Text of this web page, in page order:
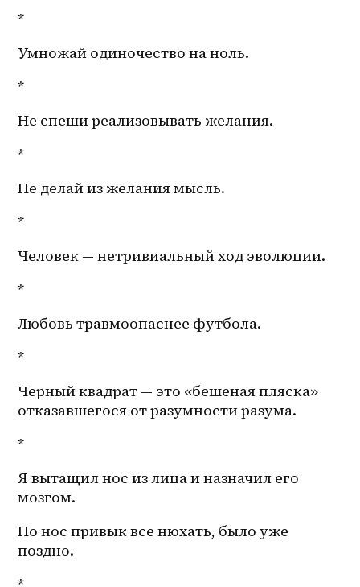
*
Умножай одиночество на ноль.
*
Не спеши реализовывать желания.
*
Не делай из желания мысль.
*
Человек — нетривиальный ход эволюции.
*
Любовь травмоопаснее футбола.
*
Черный квадрат — это «бешеная пляска»
отказавшегося от разумности разума.
*
Я вытащил нос из лица и назначил его
мозгом.
Но нос привык все нюхать, было уже
поздно.